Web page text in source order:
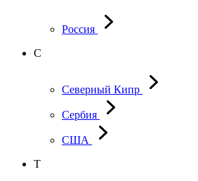
Россия
С
Северный Кипр
Сербия
США
Т